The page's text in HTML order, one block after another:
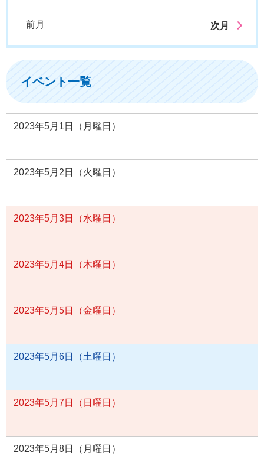
前月 次月
イベント一覧
2023年5月1日（月曜日）
2023年5月2日（火曜日）
2023年5月3日（水曜日）
2023年5月4日（木曜日）
2023年5月5日（金曜日）
2023年5月6日（土曜日）
2023年5月7日（日曜日）
2023年5月8日（月曜日）